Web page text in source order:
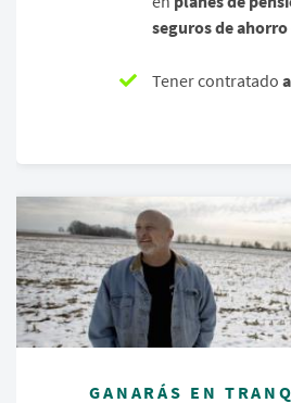
seguros de ahorro
Tener contratado
GANARÁS EN